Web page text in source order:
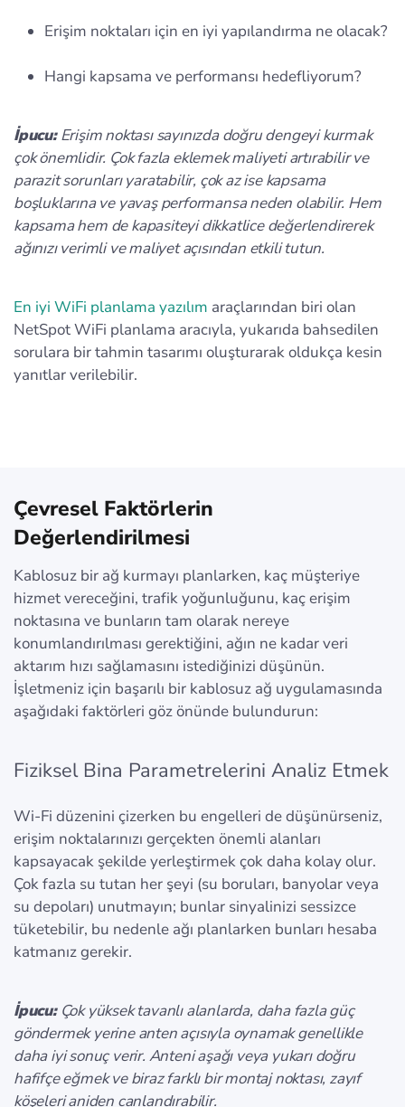
Erişim noktaları için en iyi yapılandırma ne olacak?
Hangi kapsama ve performansı hedefliyorum?
İpucu:Erişim noktası sayınızda doğru dengeyi kurmak
çok önemlidir. Çok fazla eklemek maliyeti artırabilir ve
parazit sorunları yaratabilir, çok az ise kapsama
boşluklarına ve yavaş performansa neden olabilir. Hem
kapsama hem de kapasiteyi dikkatlice değerlendirerek
ağınızı verimli ve maliyet açısından etkili tutun.
En iyi WiFi planlama yazılım araçlarından biri olan
NetSpot WiFi planlama aracıyla, yukarıda bahsedilen
sorulara bir tahmin tasarımı oluşturarak oldukça kesin
yanıtlar verilebilir.
Çevresel Faktörlerin
Değerlendirilmesi
Kablosuz bir ağ kurmayı planlarken, kaç müşteriye
hizmet vereceğini, trafik yoğunluğunu, kaç erişim
noktasına ve bunların tam olarak nereye
konumlandırılması gerektiğini, ağın ne kadar veri
aktarım hızı sağlamasını istediğinizi düşünün.
İşletmeniz için başarılı bir kablosuz ağ uygulamasında
aşağıdaki faktörleri göz önünde bulundurun:
Fiziksel Bina Parametrelerini Analiz Etmek
Wi-Fi düzenini çizerken bu engelleri de düşünürseniz,
erişim noktalarınızı gerçekten önemli alanları
kapsayacak şekilde yerleştirmek çok daha kolay olur.
Çok fazla su tutan her şeyi (su boruları, banyolar veya
su depoları) unutmayın; bunlar sinyalinizi sessizce
tüketebilir, bu nedenle ağı planlarken bunları hesaba
katmanız gerekir.
İpucu:Çok yüksek tavanlı alanlarda, daha fazla güç
göndermek yerine anten açısıyla oynamak genellikle
daha iyi sonuç verir. Anteni aşağı veya yukarı doğru
hafifçe eğmek ve biraz farklı bir montaj noktası, zayıf
köşeleri aniden canlandırabilir.